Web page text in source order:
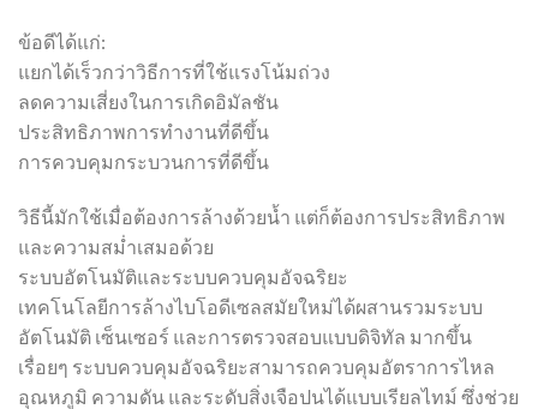
ข้อดีได้แก่:
แยกได้เร็วกว่าวิธีการที่ใช้แรงโน้มถ่วง
ลดความเสี่ยงในการเกิดอิมัลชัน
ประสิทธิภาพการทำงานที่ดีขึ้น
การควบคุมกระบวนการที่ดีขึ้น
วิธีนี้มักใช้เมื่อต้องการล้างด้วยน้ำ แต่ก็ต้องการประสิทธิภาพ
และความสม่ำเสมอด้วย
ระบบอัตโนมัติและระบบควบคุมอัจฉริยะ
เทคโนโลยีการล้างไบโอดีเซลสมัยใหม่ได้ผสานรวมระบบ
อัตโนมัติ เซ็นเซอร์ และการตรวจสอบแบบดิจิทัล มากขึ้น
เรื่อยๆ ระบบควบคุมอัจฉริยะสามารถควบคุมอัตราการไหล
อุณหภูมิ ความดัน และระดับสิ่งเจือปนได้แบบเรียลไทม์ ซึ่งช่วย